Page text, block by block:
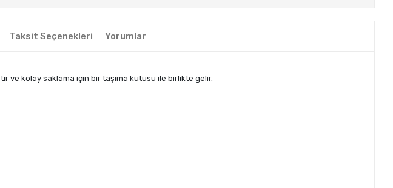
Taksit Seçenekleri Yorumlar
ve kolay saklama için bir taşıma kutusu ile birlikte gelir.